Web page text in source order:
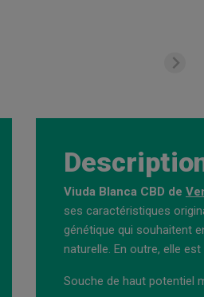
Viuda Blanca CBD de
ses caractéristiques
génétique qui souhaitent
naturelle. En outre, elle
Souche de haut potentiel